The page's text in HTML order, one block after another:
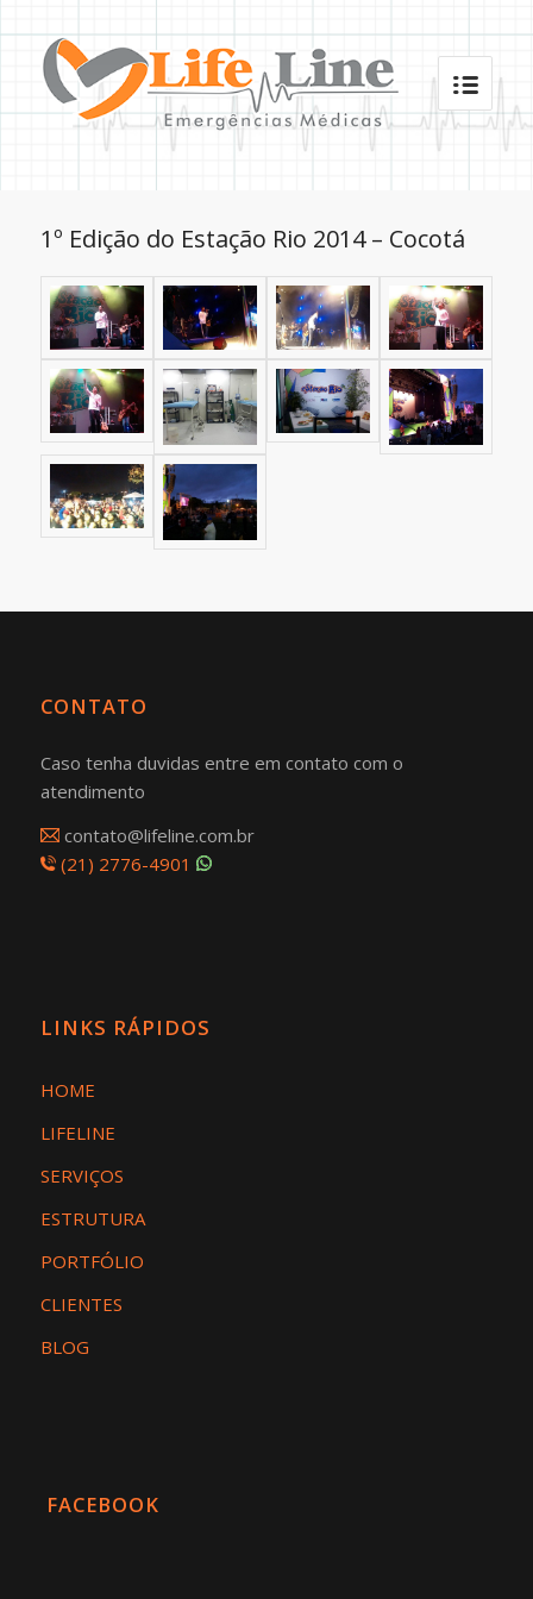
1º Edição do Estação Rio 2014 – Cocotá
CONTATO
Caso tenha duvidas entre em contato com o
atendimento
contato@lifeline.com.br
(21) 2776-4901
LINKS RÁPIDOS
HOME
LIFELINE
SERVIÇOS
ESTRUTURA
PORTFÓLIO
CLIENTES
BLOG
FACEBOOK